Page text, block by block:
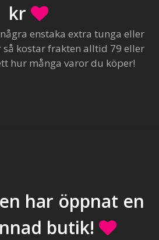
kr
enstaka extra tunga eller
kostar frakten alltid 79 eller
hur många varor du köper!
har öppnat en
butik!